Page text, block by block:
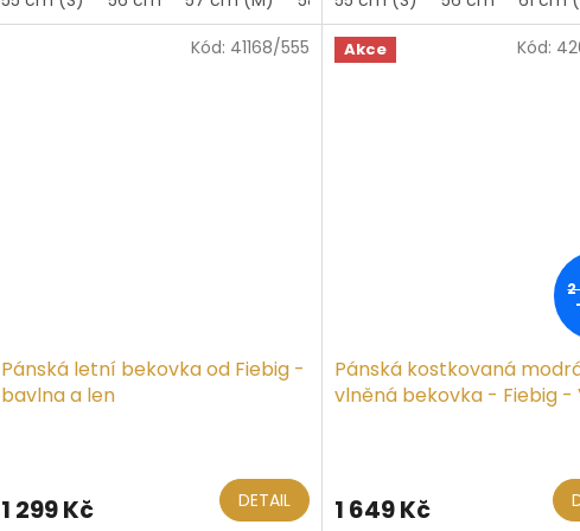
5
5
hvězdiček.
Pánská letní bekovka od Fiebig -
bavlna a len
je
1 299 Kč DETAIL
Kód: 41168/555 Akce
2
Pánská kostkovaná
vlněná bekovka - Fiebig -
1 649 Kč
Kód: